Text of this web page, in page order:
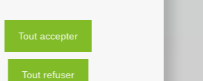
Tout accepter
Tout refuser